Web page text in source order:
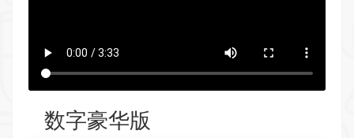
数字豪华版